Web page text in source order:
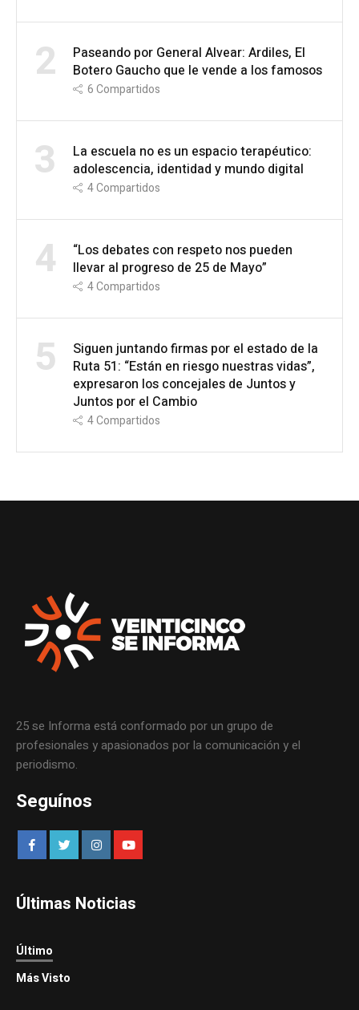
2
Paseando por General Alvear: Ardiles, El
Botero Gaucho que le vende a los famosos
6Compartidos
3
La escuela no es un espacio terapéutico:
adolescencia, identidad y mundo digital
4Compartidos
4
“Los debates con respeto nos pueden
llevar al progreso de 25 de Mayo”
4Compartidos
5
Siguen juntando firmas por el estado de la
Ruta 51: “Están en riesgo nuestras vidas”,
expresaron los concejales de Juntos y
Juntos por el Cambio
4Compartidos
25 se Informa está conformado por un grupo de
profesionales y apasionados por la comunicación y el
periodismo.
Seguínos
Últimas Noticias
Último
Más Visto